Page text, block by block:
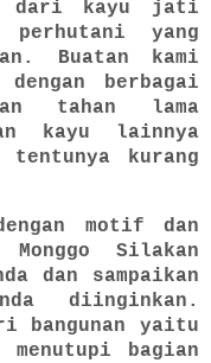
dari kayu jati
yang
Buatan kami
berbagai
tahan lama
kayu lainnya
kurang
motif dan
Silakan
dan sampaikan
diinginkan.
bangunan yaitu
bagian